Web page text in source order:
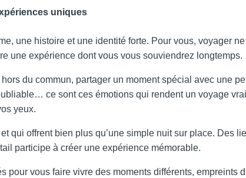
uniques
une histoire et une identité forte. Pour vous, voyager
une expérience dont vous vous souviendrez longtemps.
du commun, partager un moment spécial avec une
ce sont ces émotions qui rendent un voyage
yeux.
qui offrent bien plus qu’une simple nuit sur place. Des
participe à créer une expérience mémorable.
vous faire vivre des moments différents, empreints
Tubize, 4*